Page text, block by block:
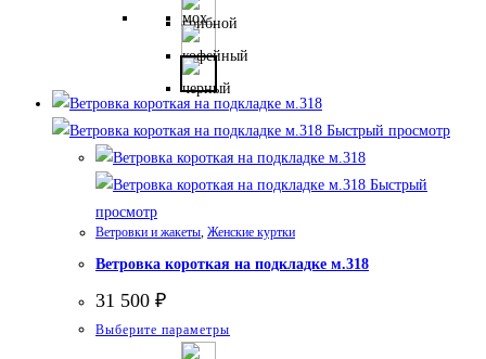
несколько
вариаций.
Опции
можно
выбрать
на
странице
Быстрый просмотр
Быстрый
просмотр
Ветровки и жакеты Женские куртки
Ветровка короткая на подкладке м.318
31 500 ₽
Выберите параметры